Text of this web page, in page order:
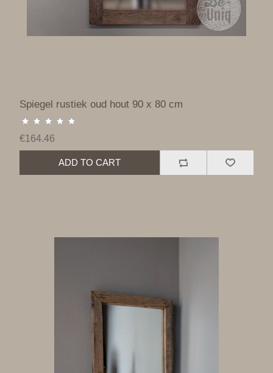
Spiegel rustiek oud hout 90 x 80 cm
€164.46
ADD TO CART